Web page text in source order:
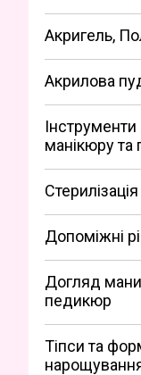
Акригель,
Акрилова
манікюру
Допоміжні
Догляд
педикюр
Тіпси та